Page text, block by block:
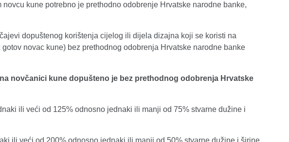
kune potrebno je prethodno odobrenje Hrvatske narodne banke,
dopuštenog korištenja cijelog ili dijela dizajna koji se koristi na
novac kune) bez prethodnog odobrenja Hrvatske narodne banke
novčanici kune dopušteno je bez prethodnog odobrenja Hrvatske
ili veći od 125% odnosno jednaki ili manji od 75% stvarne dužine i
ili veći od 200% odnosno jednaki ili manji od 50% stvarne dužine i širine